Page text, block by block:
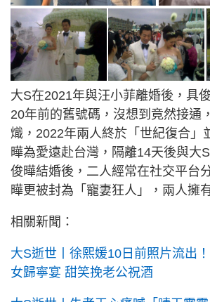
大S在2021年與汪小菲離婚後，具
20年前的舊號碼，沒想到竟然接通
熾，2022年兩人終於「世紀復合」
曄為愛遠赴台灣，隔離14天後與大
俊曄結婚後，二人經常在社交平台
曄更被封為「寵妻狂人」，兩人擁
相關新聞：
大S逝世丨徐熙媛10日前照片流出
女歸寧宴 甜笑挽老公祝酒